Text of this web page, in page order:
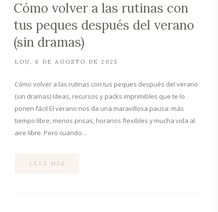
Cómo volver a las rutinas con
tus peques después del verano
(sin dramas)
LOU 8 DE AGOSTO DE 2025
Cómo volver a las rutinas con tus peques después del verano
(sin dramas) Ideas, recursos y packs imprimibles que te lo
ponen fácil El verano nos da una maravillosa pausa: más
tiempo libre, menos prisas, horarios flexibles y mucha vida al
aire libre. Pero cuando…
LEER MÁS